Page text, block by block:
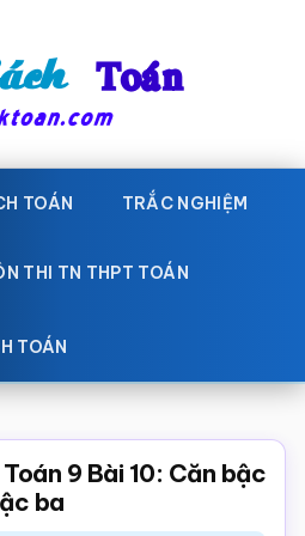
TOÁN TRẮC NGHIỆM
THI TN THPT TOÁN
TOÁN
9 Bài 10: Căn bậc
ba